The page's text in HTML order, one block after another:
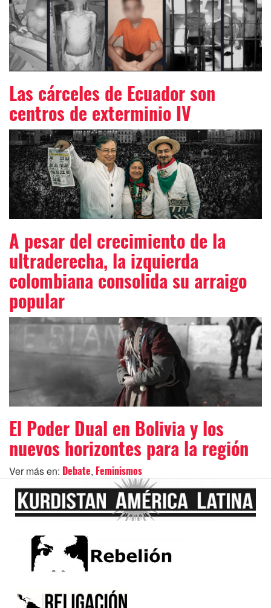
Las cárceles de Ecuador son
centros de exterminio IV
A pesar del crecimiento de la
ultraderecha, la izquierda
colombiana consolida su arraigo
popular
El Poder Dual en Bolivia y los
nuevos horizontes para la región
Ver más en: Debate, Feminismos